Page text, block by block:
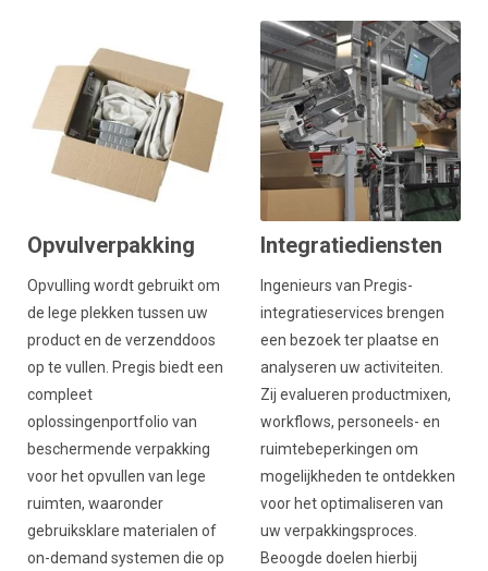
Opvulverpakking
Opvulling wordt gebruikt om
de lege plekken tussen uw
product en de verzenddoos
op te vullen. Pregis biedt een
compleet
oplossingenportfolio van
beschermende verpakking
voor het opvullen van lege
ruimten, waaronder
gebruiksklare materialen of
on-demand systemen die op
Integratiediensten
Ingenieurs van Pregis-
integratieservices brengen
een bezoek ter plaatse en
analyseren uw activiteiten.
Zij evalueren productmixen,
workflows, personeels- en
ruimtebeperkingen om
mogelijkheden te ontdekken
voor het optimaliseren van
uw verpakkingsproces.
Beoogde doelen hierbij